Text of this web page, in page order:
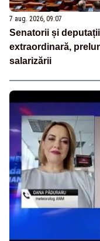
7 aug. 2026, 09:07
Senatorii și
extraordinară,
salarizării